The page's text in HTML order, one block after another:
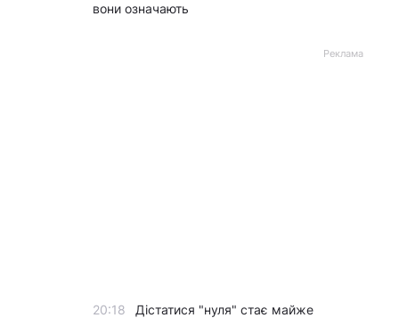
вони означають
Реклама
20:18
Дістатися "нуля" стає майже